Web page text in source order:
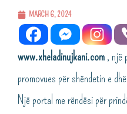
MARCH 6, 2024
www.xheladinujkani.com , një
promovues për shëndetin e
Një portal me rëndësi për